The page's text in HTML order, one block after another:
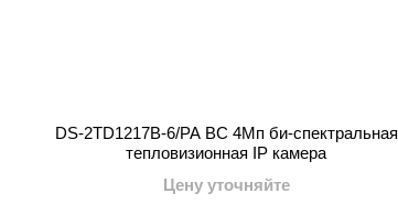
DS-2TD1217B-6/PA BC 4Мп би-спектральная
тепловизионная IP камера
Цену уточняйте